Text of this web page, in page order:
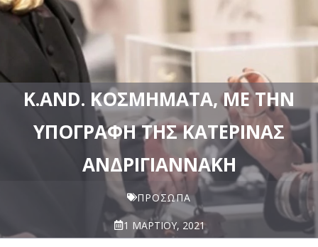
K.AND. ΚΟΣΜΉΜΑΤΑ, ΜΕ ΤΗΝ
ΥΠΟΓΡΑΦΉ ΤΗΣ ΚΑΤΕΡΊΝΑΣ
ΑΝΔΡΙΓΙΑΝΝΆΚΗ
ΠΡΌΣΩΠΑ
1 ΜΑΡΤΊΟΥ, 2021